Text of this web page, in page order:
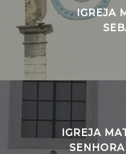
IGREJA
IGREJA